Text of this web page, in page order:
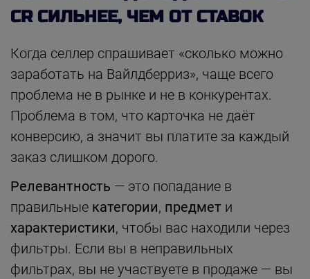
CR СИЛЬНЕЕ, ЧЕМ ОТ СТАВОК
Когда селлер спрашивает «сколько можно
заработать на Вайлдберриз», чаще всего
проблема не в рынке и не в конкурентах.
Проблема в том, что карточка не даёт
конверсию, а значит вы платите за каждый
заказ слишком дорого.
Релевантность — это попадание в
правильные категории, предмет и
характеристики, чтобы вас находили через
фильтры. Если вы в неправильных
фильтрах, вы не участвуете в продаже — вы